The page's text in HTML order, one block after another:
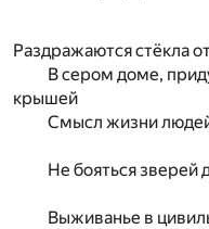
Раздражаются стёкла
В сером доме,
крышей
Смысл жизни
пре-
Не бояться зверей
Выживанье в